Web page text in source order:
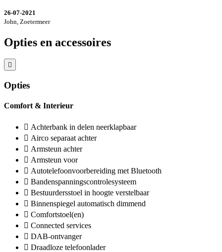
26-07-2021
John, Zoetermeer
Opties en accessoires
Opties
Comfort & Interieur
Achterbank in delen neerklapbaar
Airco separaat achter
Armsteun achter
Armsteun voor
Autotelefoonvoorbereiding met Bluetooth
Bandenspanningscontrolesysteem
Bestuurdersstoel in hoogte verstelbaar
Binnenspiegel automatisch dimmend
Comfortstoel(en)
Connected services
DAB-ontvanger
Draadloze telefoonlader